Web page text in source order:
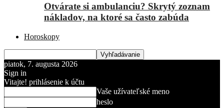
Otvárate si ambulanciu? Skrytý zoznam
nákladov, na ktoré sa často zabúda
Horoskopy
piatok, 7. augusta 2026
Sign in
Vitajte! prihlásenie k účtu
Vaše užívateľské meno
heslo